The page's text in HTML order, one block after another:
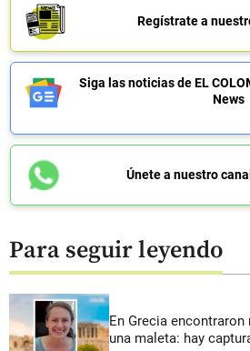
Regístrate a
Siga las noticias de EL
News
Únete a nuestro
Para seguir leyendo
En Grecia
una maleta: hay